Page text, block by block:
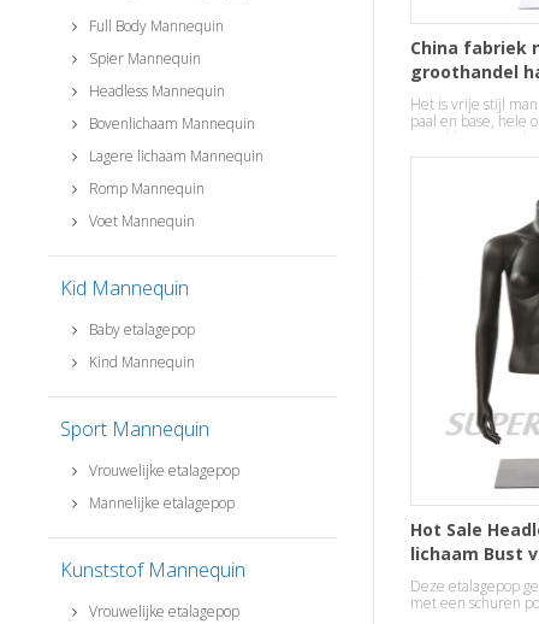
Full Body Mannequin
Spier Mannequin
Headless Mannequin
Bovenlichaam Mannequin
Lagere lichaam Mannequin
Romp Mannequin
Voet Mannequin
Kid Mannequin
Baby etalagepop
Kind Mannequin
Sport Mannequin
Vrouwelijke etalagepop
Mannelijke etalagepop
Kunststof Mannequin
Vrouwelijke etalagepop
China fabriek
groothandel
vrouwelijke
tribune
Het is vrije stijl
paal en base, hele
witte kleur en stijl
etalagepop met
Hot Sale
lichaam Bust
Torso
Deze etalagepop
met een schuren